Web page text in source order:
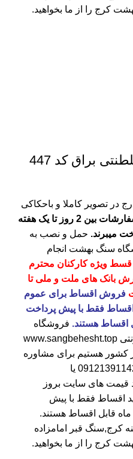
کرج را از ما بخواهید.
براق کد 447
تصویر کاملا و باحکاکی
سفارشات بین 2 روز تا یک هفته
میبرند. حمل و نصب به
سنگ بهشت انجام
ویژه کارکنان محترم
بانک های ملت و ملی تا
فروش اقساط برای عموم
اقساط فقط با پیش پرداخت
فروشگاه
www.sangbehesht.top
کشور هستیم برای مشاوره
یا
قیمت های سایت بروز
اقساط فقط با پیش
کرج,سنگ قبر امامزاده
کرج را از ما بخواهید.